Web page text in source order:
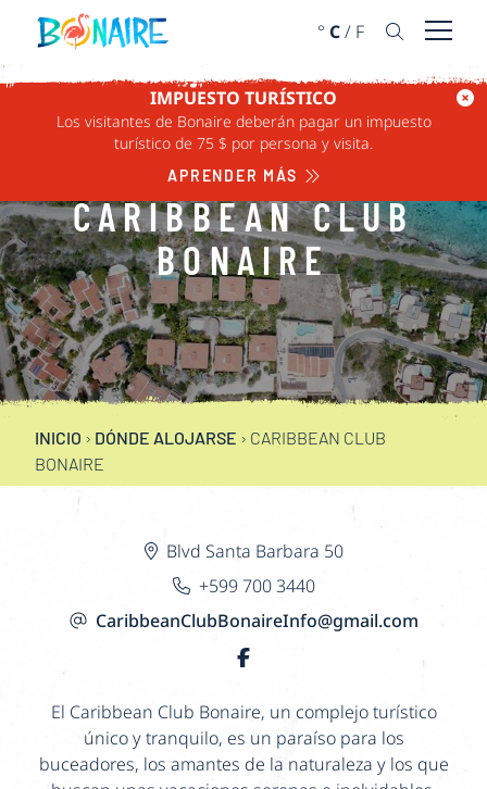
IR AL CONTENIDO
° C/ F Abrir
IMPUESTO TURÍSTICO
Los visitantes de Bonaire deberán pagar un impuesto
turístico de 75 $ por persona y visita.
APRENDER MÁS
CARIBBEAN CLUB
BONAIRE
INICIO › DÓNDE ALOJARSE › CARIBBEAN CLUB
BONAIRE
Blvd Santa Barbara 50
+599 700 3440
CaribbeanClubBonaireInfo@gmail.com
El Caribbean Club Bonaire, un complejo turístico
único y tranquilo, es un paraíso para los
buceadores, los amantes de la naturaleza y los que